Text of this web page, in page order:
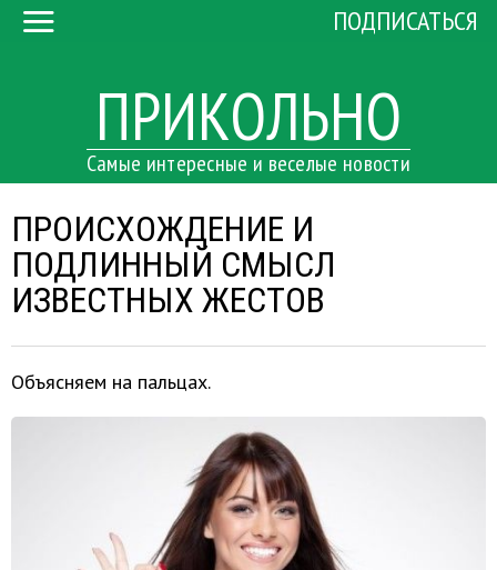
ПРИКОЛЬНО
Самые интересные и веселые новости
ПОДПИСАТЬСЯ
ПРОИСХОЖДЕНИЕ И
ПОДЛИННЫЙ СМЫСЛ
ИЗВЕСТНЫХ ЖЕСТОВ
Объясняем на пальцах.